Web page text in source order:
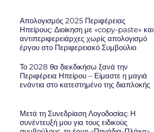
Απολογισμός 2025 Περιφέρειας
Ηπείρους: Διοίκηση με «copy-paste» και
αντιπεριφερειάρχες χωρίς απολογισμό
έργου στο Περιφερειακό Συμβούλιο
Το 2028 θα διεκδικήσω ξανά την
Περιφέρεια Ηπείρου – Είμαστε η μαγιά
ενάντια στο κατεστημένο της διαπλοκής
Μετά τη Συνεδρίαση Λογοδοσίας: Η
συνέντευξή μου για τους ειδικούς